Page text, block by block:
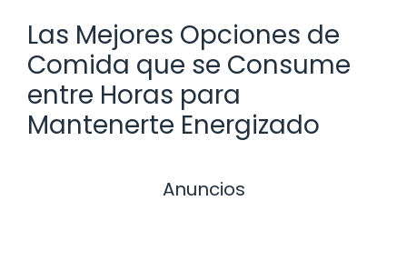
Las Mejores Opciones de
Comida que se Consume
entre Horas para
Mantenerte Energizado
Anuncios